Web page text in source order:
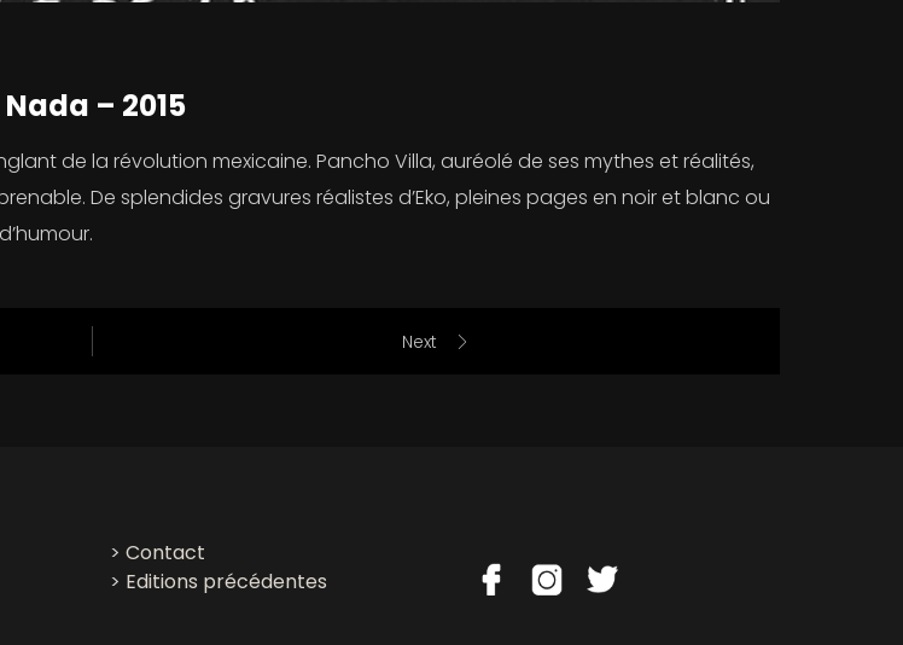
– 2015
de la révolution mexicaine. Pancho Villa, auréolé de ses mythes et réalités,
De splendides gravures réalistes d’Eko, pleines pages en noir et blanc ou
Next
> Contact
> Editions précédentes